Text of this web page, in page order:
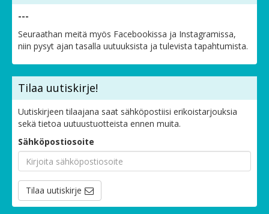
---
Seuraathan meitä myös Facebookissa ja Instagramissa,
niin pysyt ajan tasalla uutuuksista ja tulevista tapahtumista.
Tilaa uutiskirje!
Uutiskirjeen tilaajana saat sähköpostiisi erikoistarjouksia
sekä tietoa uutuustuotteista ennen muita.
Sähköpostiosoite
Tilaa uutiskirje